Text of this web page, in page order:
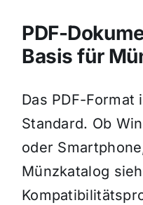
PDF-
Basis für
Das PDF-
Standard. Ob
oder
Münzkatalog